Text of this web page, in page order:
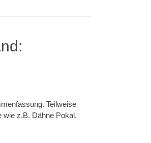
Teilweise
wie z.B. Dähne Pokal.